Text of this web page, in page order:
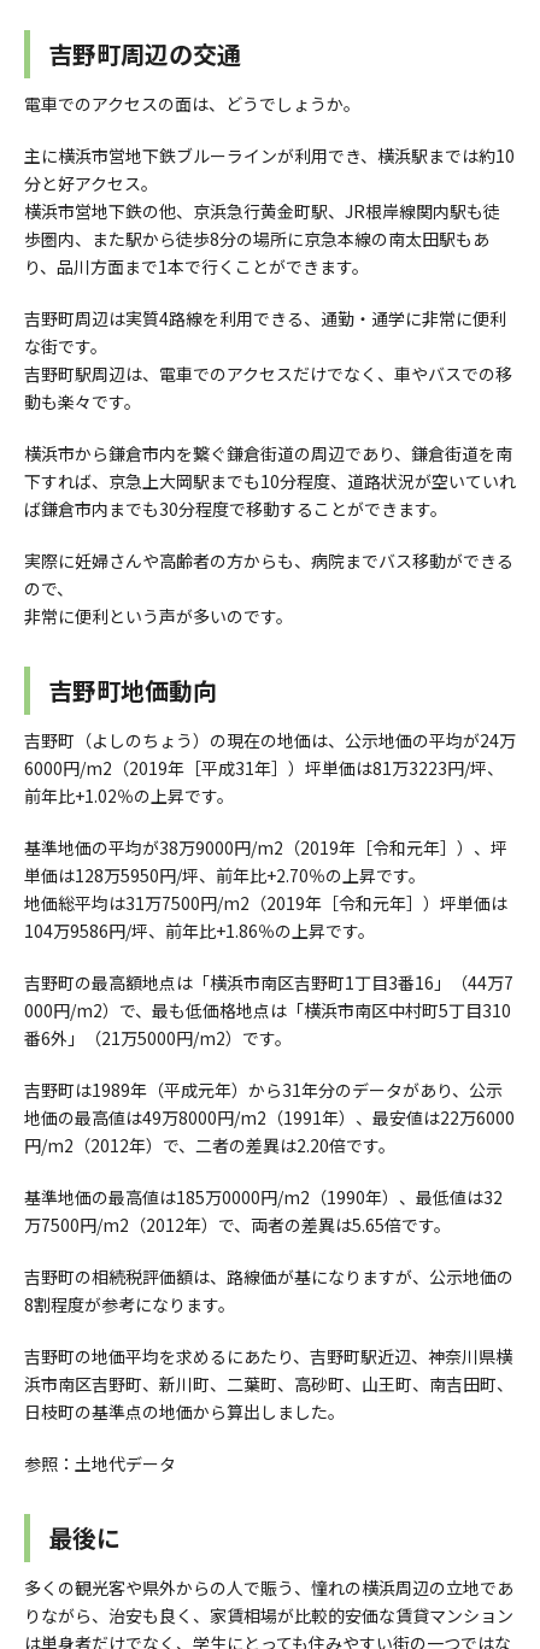
吉野町周辺の交通
電車でのアクセスの面は、どうでしょうか。
主に横浜市営地下鉄ブルーラインが利用でき、横浜駅までは約10
分と好アクセス。
横浜市営地下鉄の他、京浜急行黄金町駅、JR根岸線関内駅も徒
歩圏内、また駅から徒歩8分の場所に京急本線の南太田駅もあ
り、品川方面まで1本で行くことができます。
吉野町周辺は実質4路線を利用できる、通勤・通学に非常に便利
な街です。
吉野町駅周辺は、電車でのアクセスだけでなく、車やバスでの移
動も楽々です。
横浜市から鎌倉市内を繋ぐ鎌倉街道の周辺であり、鎌倉街道を南
下すれば、京急上大岡駅までも10分程度、道路状況が空いていれ
ば鎌倉市内までも30分程度で移動することができます。
実際に妊婦さんや高齢者の方からも、病院までバス移動ができる
ので、
非常に便利という声が多いのです。
吉野町地価動向
吉野町（よしのちょう）の現在の地価は、公示地価の平均が24万
6000円/m2（2019年［平成31年］）坪単価は81万3223円/坪、
前年比+1.02％の上昇です。
基準地価の平均が38万9000円/m2（2019年［令和元年］）、坪
単価は128万5950円/坪、前年比+2.70％の上昇です。
地価総平均は31万7500円/m2（2019年［令和元年］）坪単価は
104万9586円/坪、前年比+1.86％の上昇です。
吉野町の最高額地点は「横浜市南区吉野町1丁目3番16」（44万7
000円/m2）で、最も低価格地点は「横浜市南区中村町5丁目310
番6外」（21万5000円/m2）です。
吉野町は1989年（平成元年）から31年分のデータがあり、公示
地価の最高値は49万8000円/m2（1991年）、最安値は22万6000
円/m2（2012年）で、二者の差異は2.20倍です。
基準地価の最高値は185万0000円/m2（1990年）、最低値は32
万7500円/m2（2012年）で、両者の差異は5.65倍です。
吉野町の相続税評価額は、路線価が基になりますが、公示地価の
8割程度が参考になります。
吉野町の地価平均を求めるにあたり、吉野町駅近辺、神奈川県横
浜市南区吉野町、新川町、二葉町、高砂町、山王町、南吉田町、
日枝町の基準点の地価から算出しました。
参照：土地代データ
最後に
多くの観光客や県外からの人で賑う、憧れの横浜周辺の立地であ
りながら、治安も良く、家賃相場が比較的安価な賃貸マンション
は単身者だけでなく、学生にとっても住みやすい街の一つではな